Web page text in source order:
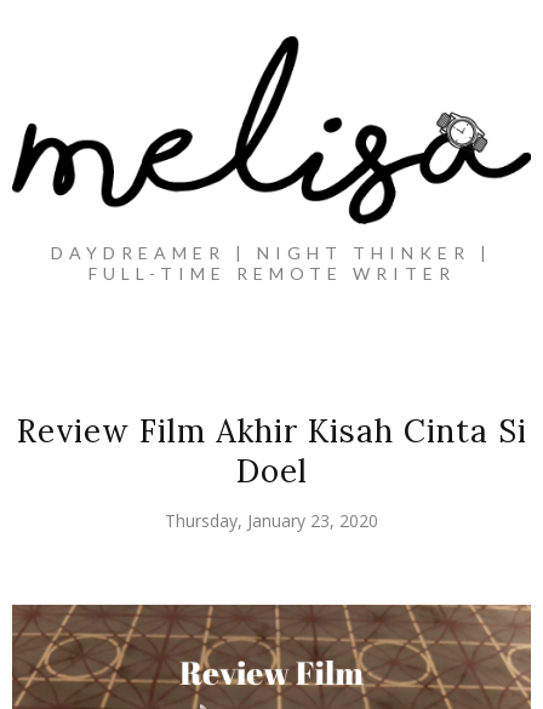
DAYDREAMER | NIGHT THINKER |
FULL-TIME REMOTE WRITER
Review Film Akhir Kisah Cinta Si
Doel
Thursday, January 23, 2020